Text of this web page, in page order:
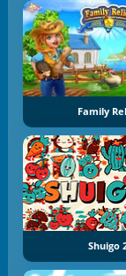
Family
Shuigo